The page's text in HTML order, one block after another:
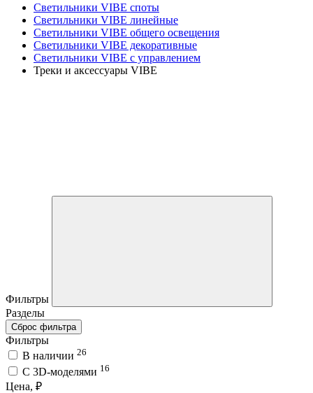
Светильники VIBE споты
Светильники VIBE линейные
Светильники VIBE общего освещения
Светильники VIBE декоративные
Светильники VIBE с управлением
Треки и аксессуары VIBE
Фильтры
Разделы
Сброс фильтра
Фильтры
В наличии 26
C 3D-моделями 16
Цена, ₽